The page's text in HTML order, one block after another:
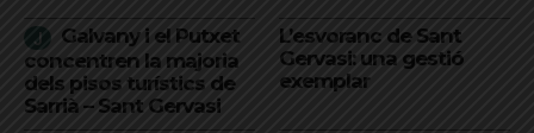
Galvany i el Putxet
concentren la majoria
dels pisos turístics de
Sarrià – Sant Gervasi
L’esvoranc de Sant
Gervasi: una gestió
exemplar